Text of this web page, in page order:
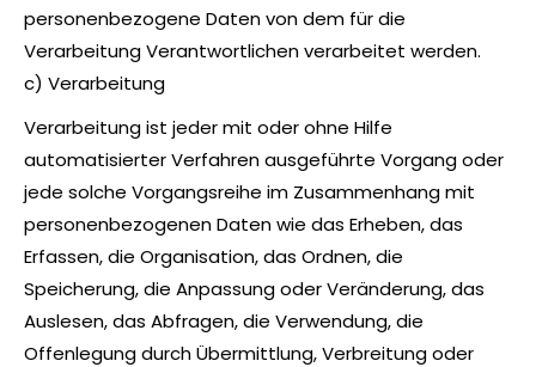
personenbezogene Daten von dem für die
Verarbeitung Verantwortlichen verarbeitet werden.
c) Verarbeitung
Verarbeitung ist jeder mit oder ohne Hilfe
automatisierter Verfahren ausgeführte Vorgang oder
jede solche Vorgangsreihe im Zusammenhang mit
personenbezogenen Daten wie das Erheben, das
Erfassen, die Organisation, das Ordnen, die
Speicherung, die Anpassung oder Veränderung, das
Auslesen, das Abfragen, die Verwendung, die
Offenlegung durch Übermittlung, Verbreitung oder